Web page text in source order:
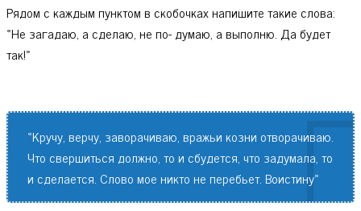
Рядом с каждым пунктом в скобочках напишите такие слова:
«Не загадаю, а сделаю, не по- думаю, а выполню. Да будет
так!»
«Кручу, верчу, заворачиваю, вражьи козни отворачиваю.
Что свершиться должно, то и сбудется, что задумала, то
и сделается. Слово мое никто не перебьет. Воистину»